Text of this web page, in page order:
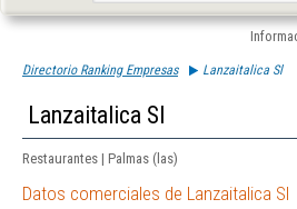
Directorio Ranking Empresas Lanzaitalica Sl
Lanzaitalica Sl
Restaurantes | Palmas (las)
Datos comerciales de Lanzaitalica Sl